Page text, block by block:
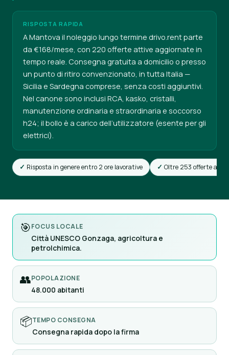
RISPOSTA RAPIDA
A Mantova il noleggio lungo termine drivo.rent parte
da €168/mese, con 220 offerte attive aggiornate in
tempo reale. Consegna gratuita a domicilio o presso
un punto di ritiro convenzionato, in tutta Italia —
Sicilia e Sardegna comprese, senza costi aggiuntivi.
Nel canone sono inclusi RCA, kasko, cristalli,
manutenzione ordinaria e straordinaria e soccorso
h24; il bollo è a carico dell’utilizzatore (esente per gli
elettrici).
Risposta in genere entro 2 ore lavorative Oltre 253 offerte attive
🎯FOCUS LOCALE
Città UNESCO Gonzaga, agricoltura e
petrolchimica.
👥POPOLAZIONE
48.000 abitanti
📦TEMPO CONSEGNA
Consegna rapida dopo la firma